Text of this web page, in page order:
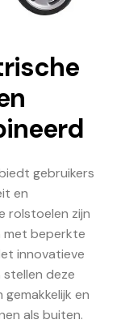
gebruikers
en
rolstoelen zijn
met beperkte
innovatieve
deze
en
als buiten.